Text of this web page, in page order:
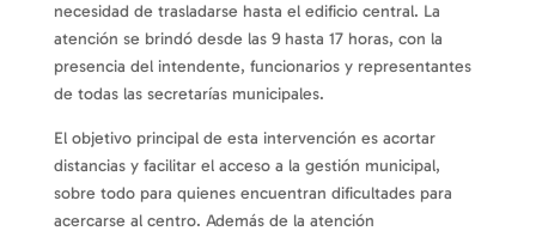
necesidad de trasladarse hasta el edificio central. La
atención se brindó desde las 9 hasta 17 horas, con la
presencia del intendente, funcionarios y representantes
de todas las secretarías municipales.
El objetivo principal de esta intervención es acortar
distancias y facilitar el acceso a la gestión municipal,
sobre todo para quienes encuentran dificultades para
acercarse al centro. Además de la atención